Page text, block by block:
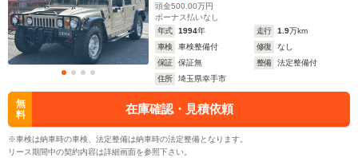
頭金500.00万円
ボーナス払いなし
年式
1994年 走行 1.9万km
車検
車検整備付 修復
なし
保証
保証無 整備
法定整備付
住所
埼玉県幸手市
無
料
在庫確認・見積依頼
※車検は納車時の車検、法定整備は納車時の法定整備となります。
リース期間中の契約内容は詳細画面を参照下さい。